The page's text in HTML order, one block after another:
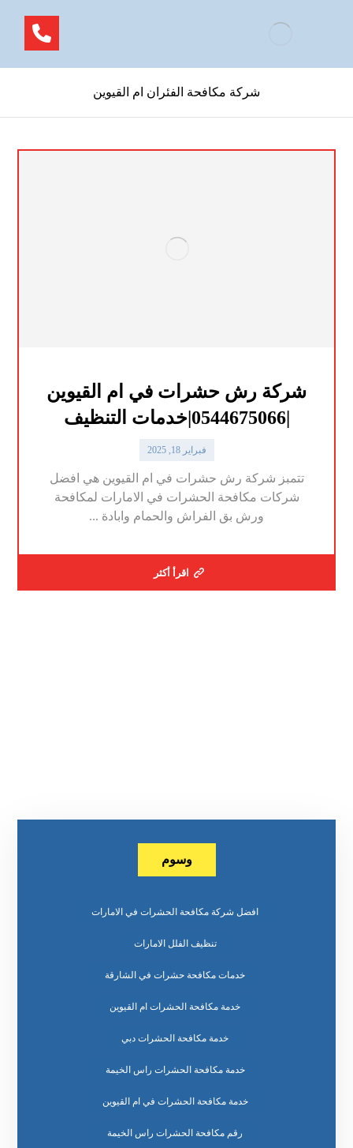
شركة مكافحة الفئران ام القيوين
شركة رش حشرات في ام القيوين
|0544675066|خدمات التنظيف
فبراير 18, 2025
تتمبز شركة رش حشرات في ام القيوين هي افضل
شركات مكافحة الحشرات في الامارات لمكافحة
ورش بق الفراش والحمام وابادة ...
اقرأ أكثر
وسوم
افضل شركة مكافحة الحشرات في الامارات
تنظيف الفلل الامارات
خدمات مكافحة حشرات في الشارقة
خدمة مكافحة الحشرات ام القيوين
خدمة مكافحة الحشرات دبي
خدمة مكافحة الحشرات راس الخيمة
خدمة مكافحة الحشرات في ام القيوين
رقم مكافحة الحشرات راس الخيمة